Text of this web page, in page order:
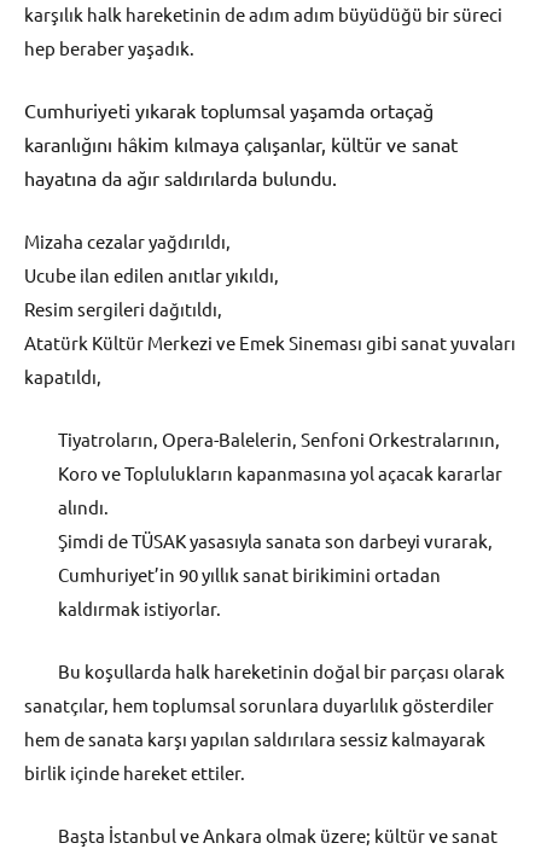
karşılık halk hareketinin de adım adım büyüdüğü bir süreci
hep beraber yaşadık.
Cumhuriyeti yıkarak toplumsal yaşamda ortaçağ
karanlığını hâkim kılmaya çalışanlar, kültür ve sanat
hayatına da ağır saldırılarda bulundu.
Mizaha cezalar yağdırıldı,
Ucube ilan edilen anıtlar yıkıldı,
Resim sergileri dağıtıldı,
Atatürk Kültür Merkezi ve Emek Sineması gibi sanat yuvaları
kapatıldı,
Tiyatroların, Opera-Balelerin, Senfoni Orkestralarının,
Koro ve Toplulukların kapanmasına yol açacak kararlar
alındı.
Şimdi de TÜSAK yasasıyla sanata son darbeyi vurarak,
Cumhuriyet’in 90 yıllık sanat birikimini ortadan
kaldırmak istiyorlar.
Bu koşullarda halk hareketinin doğal bir parçası olarak
sanatçılar, hem toplumsal sorunlara duyarlılık gösterdiler
hem de sanata karşı yapılan saldırılara sessiz kalmayarak
birlik içinde hareket ettiler.
Başta İstanbul ve Ankara olmak üzere; kültür ve sanat